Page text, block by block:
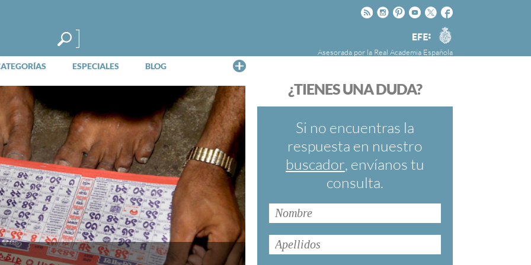
Facebook
Twitter
Youtube
Pinteres
Instagram
Rss
Agencia
EFE
Asesorada por la Real Academia Española
ESPECIALES BLOG
FundéuRAE es una fundación patrocinada por
cuyo objetivo es colaborar con el buen uso del
español en los medios de comunicación y en
Internet.
¿TIENES UNA DUDA?
Si no encuentras la
respuesta en nuestro
buscador, envíanos tu
consulta.